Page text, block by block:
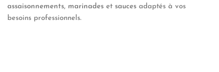
assaisonnements, marinades et sauces adaptés à vos
besoins professionnels.